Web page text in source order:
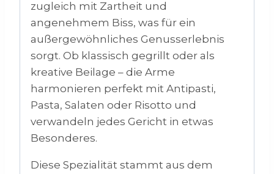
zugleich mit Zartheit und
angenehmem Biss, was für ein
außergewöhnliches Genusserlebnis
sorgt. Ob klassisch gegrillt oder als
kreative Beilage – die Arme
harmonieren perfekt mit Antipasti,
Pasta, Salaten oder Risotto und
verwandeln jedes Gericht in etwas
Besonderes.
Diese Spezialität stammt aus dem